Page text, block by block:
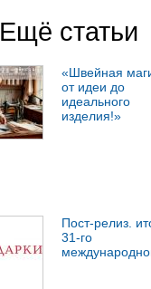
Ещё статьи
«Швейная
от идеи до
идеального
изделия!»
Пост-релиз.
31-го